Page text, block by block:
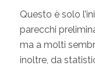
Questo è solo
parecchi
ma a molti
inoltre, da